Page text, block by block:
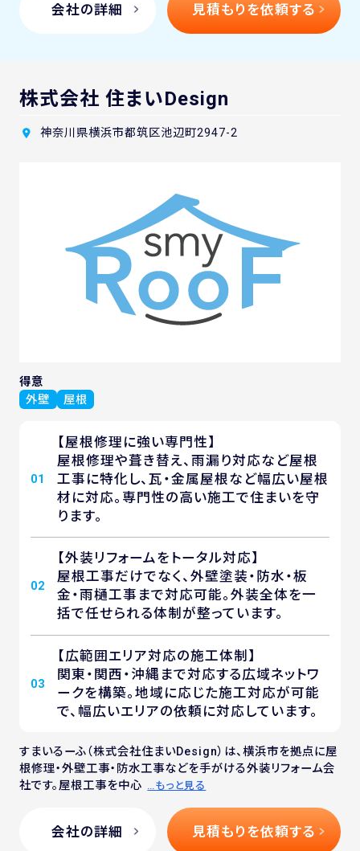
会社の詳細 見積もりを依頼する
株式会社 住まいDesign
神奈川県横浜市都筑区池辺町2947-2
得意
外壁
屋根
01
【屋根修理に強い専門性】
屋根修理や葺き替え、雨漏り対応など屋根
工事に特化し、瓦・金属屋根など幅広い屋根
材に対応。専門性の高い施工で住まいを守
ります。
02
【外装リフォームをトータル対応】
屋根工事だけでなく、外壁塗装・防水・板
金・雨樋工事まで対応可能。外装全体を一
括で任せられる体制が整っています。
03
【広範囲エリア対応の施工体制】
関東・関西・沖縄まで対応する広域ネットワ
ークを構築。地域に応じた施工対応が可能
で、幅広いエリアの依頼に対応しています。
すまいるーふ（株式会社住まいDesign）は、横浜市を拠点に屋
根修理・外壁工事・防水工事などを手がける外装リフォーム会
社です。屋根工事を中心 …もっと見る
会社の詳細 見積もりを依頼する